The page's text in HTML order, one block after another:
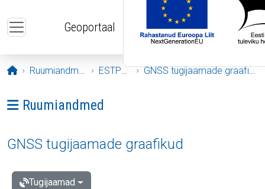
Geoportaal
Avaleht
Ruumiandmed ESTPOS GNSS tugijaamade graafikud
Ava menüü: Ruumiandmed
Ruumiandmed
GNSS tugijaamade graafikud
Tugijaamad